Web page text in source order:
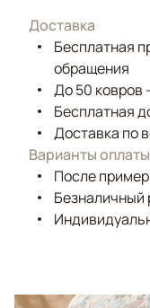
Доставка
Бесплатная
обращения
До 50 ковров
Бесплатная
Доставка по
Варианты оплаты
После
Безналичный